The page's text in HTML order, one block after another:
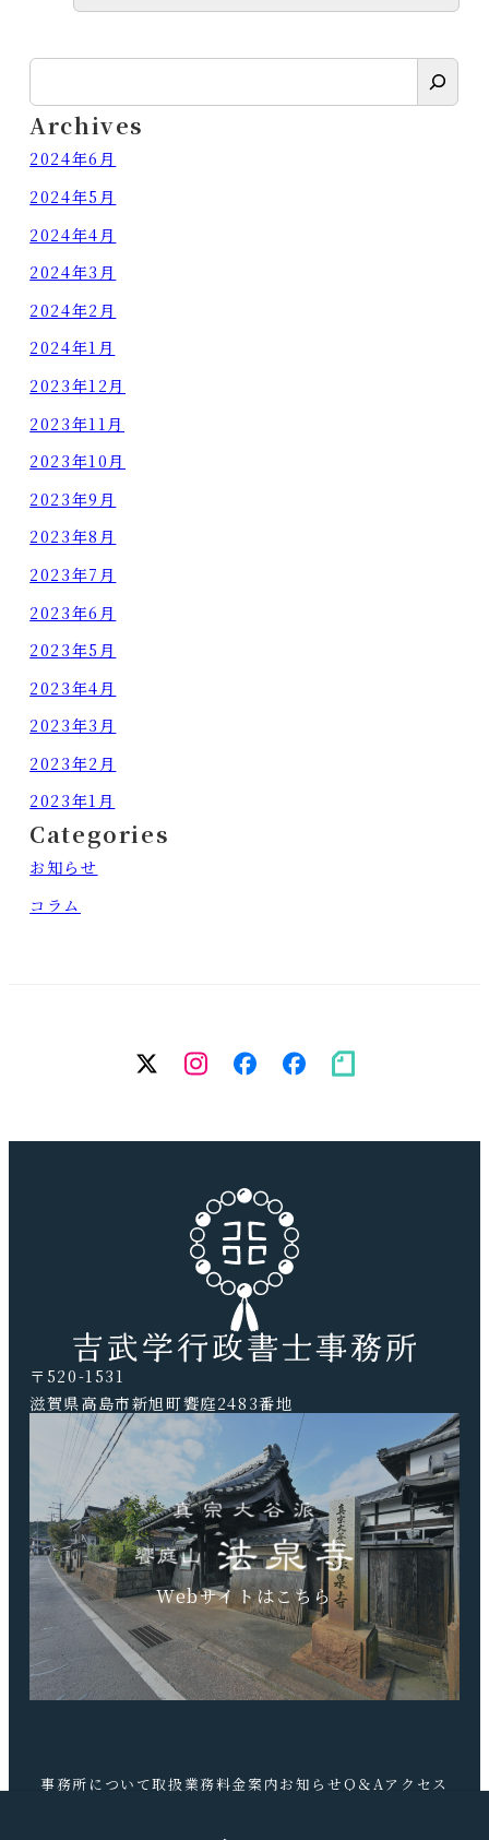
索
Archives
2024年6月
2024年5月
2024年4月
2024年3月
2024年2月
2024年1月
2023年12月
2023年11月
2023年10月
2023年9月
2023年8月
2023年7月
2023年6月
2023年5月
2023年4月
2023年3月
2023年2月
2023年1月
Categories
お知らせ
コラム
twitter
Instagram
facebook（個
人）
facebook（
務
note
〒520-1531
滋賀県高島市新旭町饗庭2483番地
TEL.0740-20-9041 FAX.0740-20-9042
Webサイトはこちら
事務所について取扱業務料金案内お知らせQ＆Aアクセス